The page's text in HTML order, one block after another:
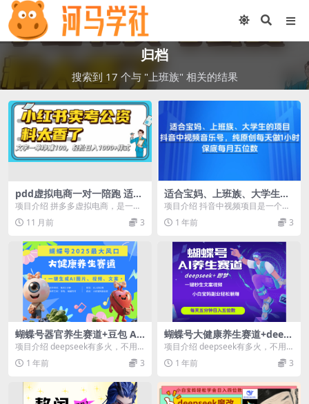
归档
搜索到 17 个与 "上班族" 相关的结果
pdd虚拟电商一对一陪跑 适合
人群 上班族 宝妈 大学生
项目介绍 拼多多虚拟电商，是一个
可持续性的赚钱项目，远不是那些
靠平台红利期短期的...
11 月前 3
适合宝妈、上班族、大学生的
项目，抖音中视频音乐号，纯
原创每天做1小时，保底每月
五位数
项目介绍 抖音中视频项目是一个小
白可以玩的副业，非常简单，一小
时上手，普通小白全...
1 年前 3
蝴蝶号器官养生赛道+豆包 AI
快速产出爆款视频 起号快 带
货超级猛 每天仅需五分钟 变
现路子广 日入五位数 小白 宝
项目介绍 deepseek有多火，不用
说了，养生大健康赛道有多火，我
想大家都知道...
1 年前 3
蝴蝶号大健康养生赛道+deep
seek AI快速产出爆款视频 起
号快 带货超级猛 每天仅需五
分钟 变现路子太广了 日入五
松躺赚
项目介绍 deepseek有多火，不用
说了，养生大健康赛道有多火，我
想大家都知道...
1 年前 3